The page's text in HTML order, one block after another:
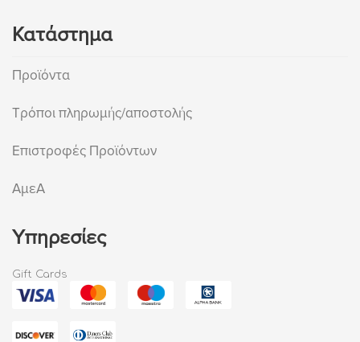
Κατάστημα
Προϊόντα
Τρόποι πληρωμής/αποστολής
Επιστροφές Προϊόντων
ΑμεΑ
Υπηρεσίες
Gift Cards